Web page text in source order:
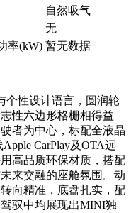
自然吸气
无
率(kW) 暂无数据
个性设计语言，圆润轮
性六边形格栅相得益
者为中心，标配全液晶
CarPlay及OTA远
高品质环保材质，搭配
来交融的座舱氛围。动
向精准，底盘扎实，配
驭中均展现出MINI独